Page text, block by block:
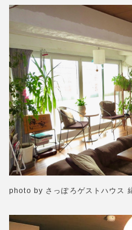
photo by さっぽろゲストハウス